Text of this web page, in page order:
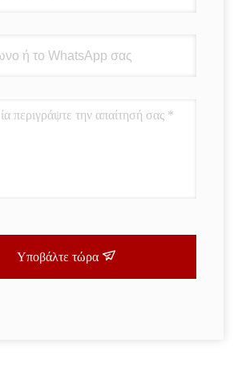
Υποβάλτε τώρα